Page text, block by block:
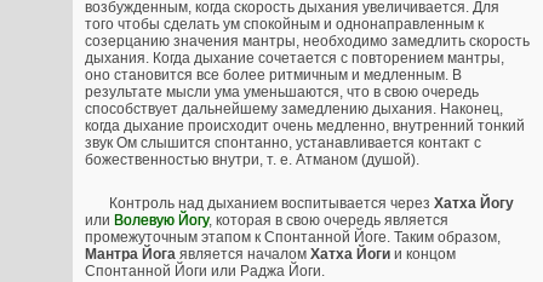
возбужденным, когда скорость дыхания увеличивается. Для
того чтобы сделать ум спокойным и однонаправленным к
созерцанию значения мантры, необходимо замедлить скорость
дыхания. Когда дыхание сочетается с повторением мантры,
оно становится все более ритмичным и медленным. В
результате мысли ума уменьшаются, что в свою очередь
способствует дальнейшему замедлению дыхания. Наконец,
когда дыхание происходит очень медленно, внутренний тонкий
звук Ом слышится спонтанно, устанавливается контакт с
божественностью внутри, т. е. Атманом (душой).
Контроль над дыханием воспитывается через Хатха Йогу
или Волевую Йогу, которая в свою очередь является
промежуточным этапом к Спонтанной Йоге. Таким образом,
Мантра Йога является началом Хатха Йоги и концом
Спонтанной Йоги или Раджа Йоги.